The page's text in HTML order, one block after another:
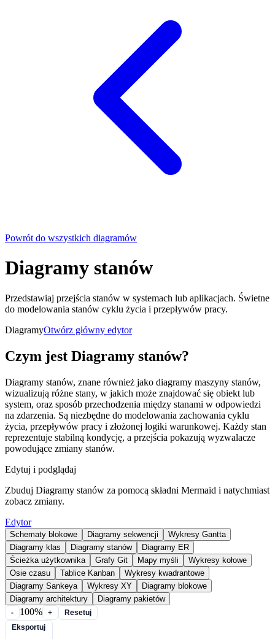
Powrót do wszystkich diagramów
Diagramy stanów
Przedstawiaj przejścia stanów w systemach lub aplikacjach. Świetne
do modelowania stanów cyklu życia i przepływów pracy.
DiagramyOtwórz główny edytor
Czym jest Diagramy stanów?
Diagramy stanów, znane również jako diagramy maszyny stanów,
wizualizują różne stany, w jakich może znajdować się obiekt lub
system, oraz sposób przechodzenia między stanami w odpowiedzi
na zdarzenia. Są niezbędne do modelowania zachowania cyklu
życia, przepływów pracy i złożonej logiki warunkowej. Każdy stan
reprezentuje stabilną kondycję, a przejścia pokazują wyzwalacze
powodujące zmiany stanów.
Edytuj i podglądaj
Zbuduj Diagramy stanów za pomocą składni Mermaid i natychmiast
zobacz zmiany.
Edytor
Schematy blokowe Diagramy sekwencji
Wykresy Gantta
Diagramy klas
Diagramy stanów
Diagramy ER
Ścieżka użytkownika
Grafy Git Mapy myśli
Wykresy kołowe
Osie czasu
Tablice Kanban
Wykresy kwadrantowe
Diagramy Sankeya
Wykresy XY
Diagramy blokowe
Diagramy architektury
Diagramy pakietów
- 100% +
Resetuj